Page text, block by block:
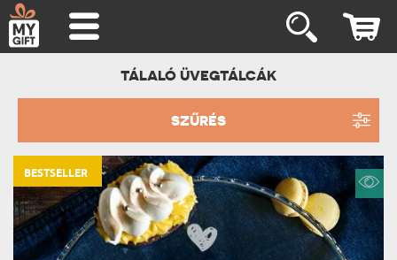
TÁLALÓ ÜVEGTÁLCÁK
SZŰRÉS
BESTSELLER